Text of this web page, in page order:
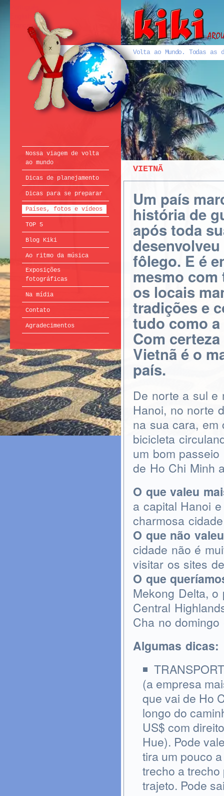
Volta ao Mundo. Todas
Français
Nossa viagem de volta
ao mundo
Dicas de planejamento
Dicas para se preparar
Países, fotos e vídeos
TOP 5
Blog Kiki
Ao ritmo da música
Exposições
fotográficas
Na mídia
Contato
Agradecimentos
VIETNÃ
Um país
história de
após toda
fôlego. E é
mesmo com
os locais
tradições e
tudo como
Com
Vietnã é o
país.
De norte a sul e
Hanoi, no norte
na sua cara, em
bicicleta
um bom
de Ho Chi Minh
O que valeu
a capital Hanoi
charmosa
O que não
cidade não é
visitar os sites
O que
Mekong Delta,
Central
Cha no
Algumas dicas:
(a empresa
que vai de Ho
longo do
US$ com
Hue). Pode
tira um pouco
trecho a
trajeto. Pode